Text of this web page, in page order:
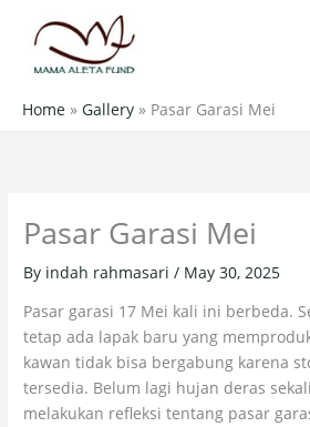
content
Home » Gallery » Pasar Garasi Mei
Pasar Garasi Mei
By indah rahmasari/ May 30, 2025
Pasar garasi 17 Mei kali ini berbeda.
tetap ada lapak baru yang
kawan tidak bisa bergabung karena
tersedia. Belum lagi hujan deras
melakukan refleksi tentang pasar